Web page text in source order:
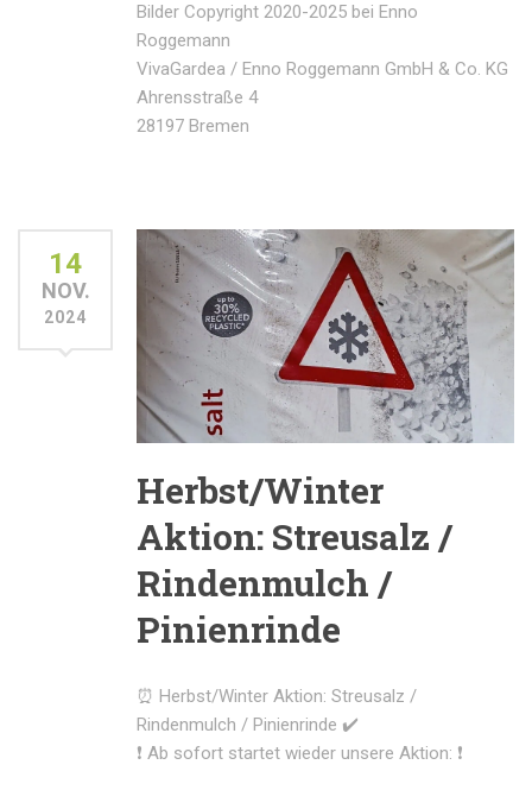
Bilder Copyright 2020-2025 bei Enno
Roggemann
VivaGardea / Enno Roggemann GmbH & Co. KG
Ahrensstraße 4
28197 Bremen
14
NOV.
2024
Herbst/Winter
Aktion: Streusalz /
Rindenmulch /
Pinienrinde
⏰ Herbst/Winter Aktion: Streusalz /
Rindenmulch / Pinienrinde ✔️
❗ Ab sofort startet wieder unsere Aktion: ❗